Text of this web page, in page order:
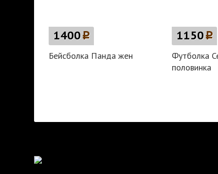
1400p
Бейсболка Панда жен
1150p
Футболка
половинка